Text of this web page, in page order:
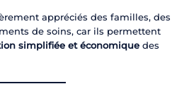
appréciés des familles, des
de soins, car ils permettent
simplifiée et économiquedes